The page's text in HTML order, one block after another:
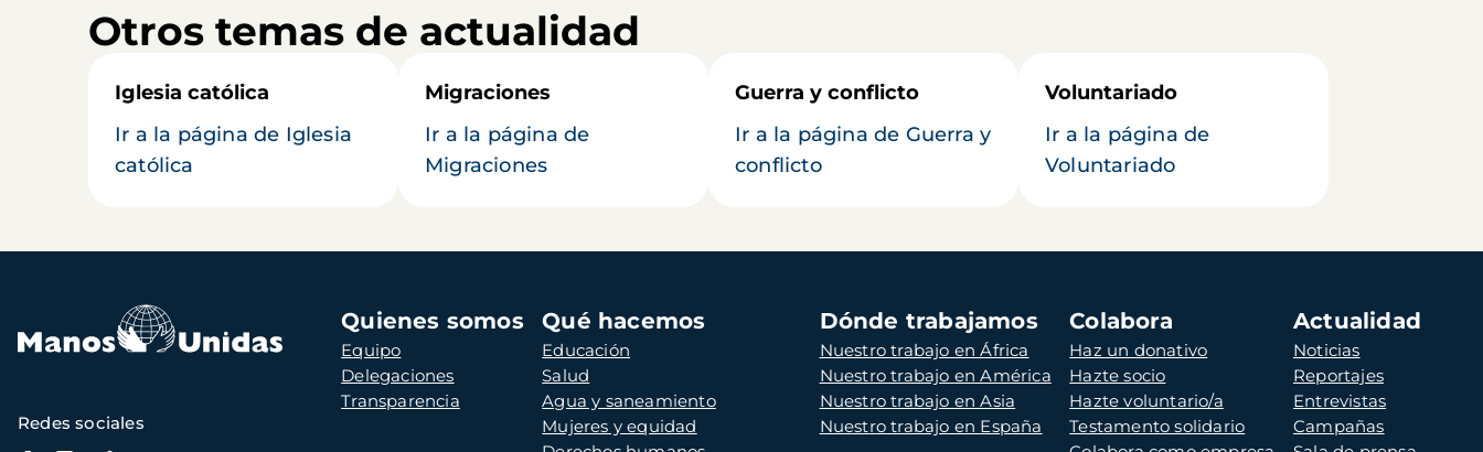
Otros temas de actualidad
Iglesia católica
Ir a la página de Iglesia
católica
Migraciones
Ir a la página de
Migraciones
Guerra y conflicto
Ir a la página de Guerra y
conflicto
Voluntariado
Ir a la página de
Voluntariado
Navegación
principal
Quienes somos
Equipo
Delegaciones
Transparencia
Qué hacemos
Educación
Salud
Agua y saneamiento
Mujeres y equidad
Dónde trabajamos
Nuestro trabajo en África
Nuestro trabajo en América
Nuestro trabajo en Asia
Nuestro trabajo en España
Colabora
Haz un donativo
Hazte socio
Hazte voluntario/a
Testamento solidario
Actualidad
Noticias
Reportajes
Entrevistas
Campañas
Redes sociales